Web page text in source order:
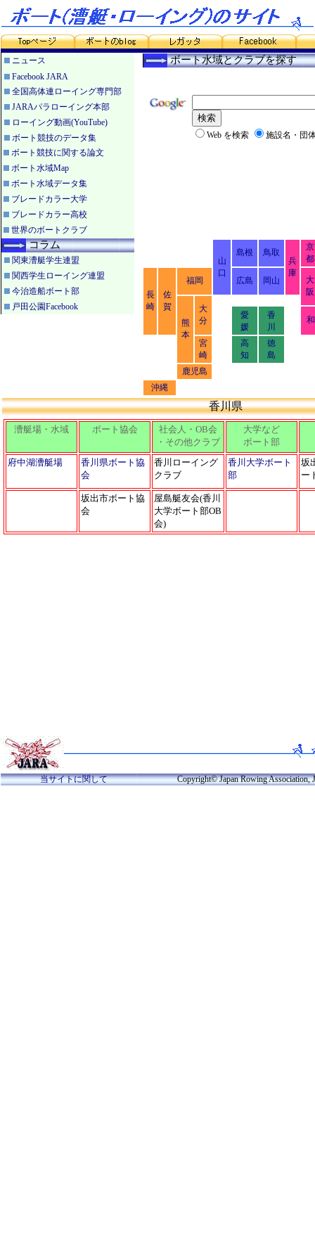
ニュース
Facebook JARA
全国高体連ローイング専門部
JARAパラローイング本部
ローイング動画(YouTube)
ボート競技のデータ集
ボート競技に関する論文
ボート水域Map
ボート水域データ集
ブレードカラー大学
ブレードカラー高校
世界のボートクラブ
コラム
関東漕艇学生連盟
関西学生ローイング連盟
今治造船ボート部
戸田公園Facebook
ボート水域とクラブを探す
Web を検索 施設名・団
山
口
島根
鳥取
兵
庫
京
都
長
崎
佐
賀
福岡 広島 岡山
大
阪
熊
本
大
分
愛
媛
香
川
宮
崎
高
知
徳
島
鹿児島
沖縄
香川県
漕艇場・水域 ボート協会
社会人・OB会
・その他クラブ
大学など
ボート部
府中湖漕艇場
香川県ボート協
会
香川ローイング
クラブ
香川大学ボート
部
坂
ー
坂出市ボート協
会
屋島艇友会(香川
大学ボート部OB
会)
当サイトに関してCopyright© Japan Rowing Association, Jara